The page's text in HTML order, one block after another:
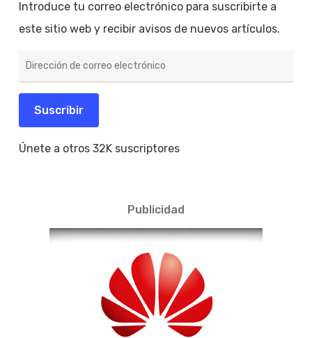
Introduce tu correo electrónico para suscribirte a
este sitio web y recibir avisos de nuevos artículos.
de
electrónico
Suscribir
Únete a otros 32K suscriptores
Publicidad